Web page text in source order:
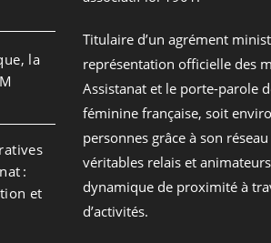
la
:
et
Titulaire d’un agrément
représentation officielle des
Assistanat et le porte-parole
féminine française, soit
personnes grâce à son réseau
véritables relais et
dynamique de proximité à
d’activités.